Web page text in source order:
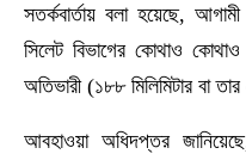
সতর্কবার্তায় বলা হয়েছে,
সিলেট বিভাগের কোথাও
অতিভারী (১৮৮ মিলিমিটার বা
আবহাওয়া অধিদপ্তর